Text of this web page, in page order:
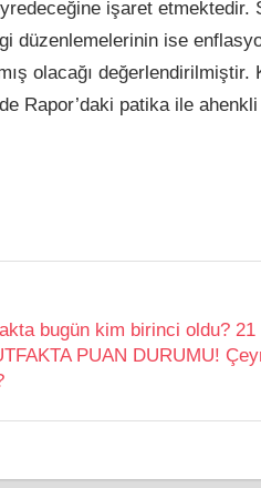
işaret etmektedir.
düzenlemelerinin ise
olacağı değerlendirilmiştir.
Rapor’daki patika ile
bugün kim birinci oldu? 21
PUAN DURUMU!